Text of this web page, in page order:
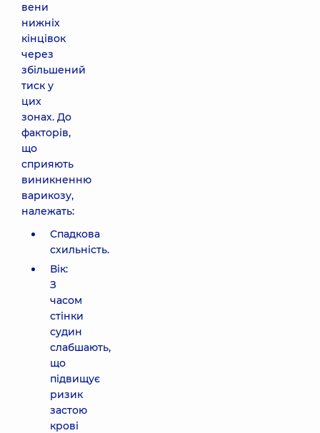
вени
нижніх
кінцівок
через
збільшений
тиск у
цих
зонах. До
факторів,
що
сприяють
виникненню
варикозу,
належать:
Спадкова
схильність.
Вік:
З
часом
стінки
судин
слабшають,
що
підвищує
ризик
застою
крові